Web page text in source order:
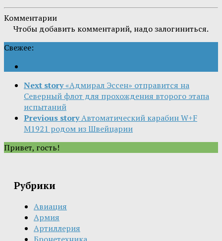
Комментарии
Чтобы добавить комментарий, надо залогиниться.
Свежее:
Next story«Адмирал Эссен» отправится на
Северный флот для прохождения второго этапа
испытаний
Previous storyАвтоматический карабин W+F
M1921 родом из Швейцарии
Привет, гость!
Рубрики
Авиация
Армия
Артиллерия